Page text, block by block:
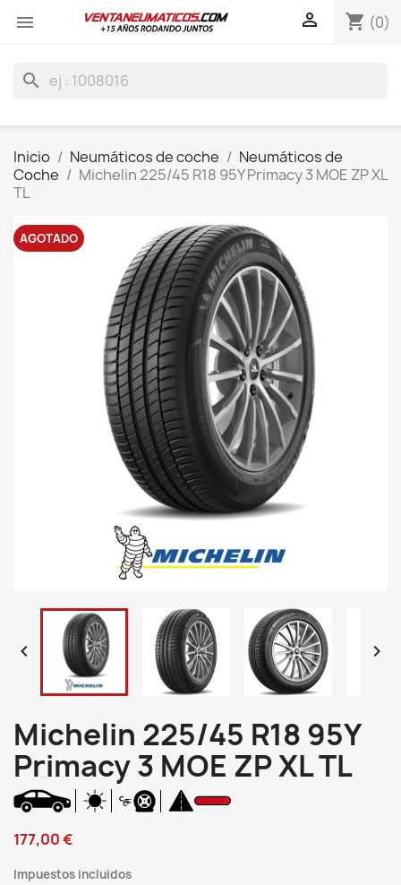
 shopping_cart (0)

search
Inicio Neumáticos de coche
Neumáticos de
Coche
Michelin 225/45 R18 95Y Primacy 3 MOE ZP XL
TL
AGOTADO
 
Michelin 225/45 R18 95Y
Primacy 3 MOE ZP XL TL
177,00 €
Impuestos incluidos